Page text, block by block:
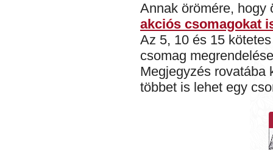
Annak örömére, hogy
akciós csomagokat
Az 5, 10 és 15
csomag
Megjegyzés rovatába
többet is lehet egy